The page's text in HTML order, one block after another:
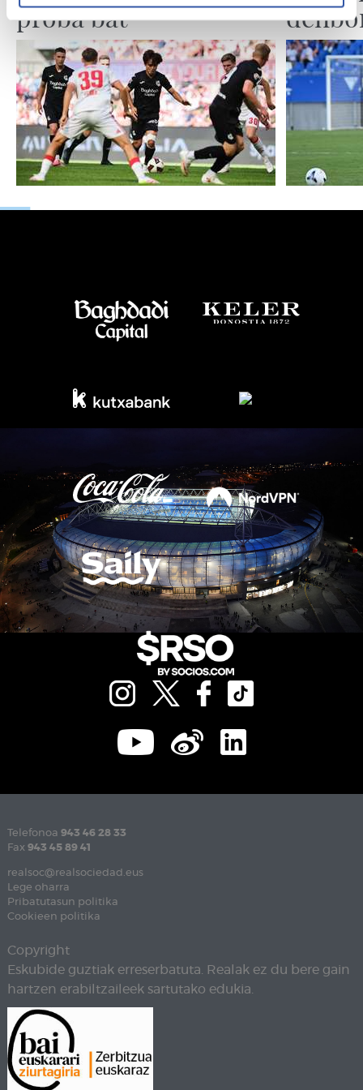
proba bat
Telefonoa 943 46 28 33
Fax 943 45 89 41
realsoc@realsociedad.eus
Lege oharra
Pribatutasun politika
Cookieen politika
Copyright
Eskubide guztiak erreserbatuta. Realak ez du bere gain
hartzen erabiltzaileek sartutako edukia.